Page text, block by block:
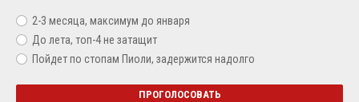
2-3 месяца, максимум до января
До лета, топ-4 не затащит
Пойдет по стопам Пиоли, задержится надолго
ПРОГОЛОСОВАТЬ